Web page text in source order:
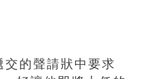
的聲請狀中要求